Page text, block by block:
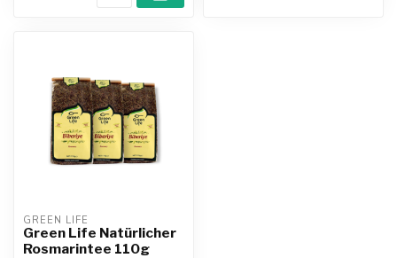
GREEN LIFE
Green Life Natürlicher
Rosmarintee 110g